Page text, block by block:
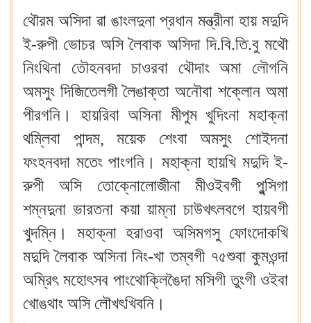
থৌরম অসিদা ৱা ঙাংলদুনা প্রধান মন্ত্রীনা হায় মদুদি
ই-রুপী ভোচর অসি লৈবাক অসিদা দি.বি.তি.বু মথৌ
নিংথিনা তৌহনবদা চাওরবা থৌদাং অমা লৌগনি
অমসুং দিজিতেলগী লৈঙাক্তা অনৌবা শক্লোন অমা
পীরগনি। হায়রিবা অসিনা মীপুম খুদিংনা মহাক্না
থম্লিবা পান্দম, ময়েক শেংবা অমসুং শোইদনা
ফংহনবদা মতেং পাংগনি। মহাক্না হায়খি মদুদি ই-
রুপী অসি তোক্নোলোজীনা মীওইবগী পুন্সিগা
শম্নদুনা ভারতনা কয়া য়াম্না চাউখৎলবগে হায়বগী
খুদম্নি। মহাক্না হরাওবা অসিমগসু ফোংদোকখি
মদুদি লৈবাক অসিনা নিং-খা তম্বগী ৭৫শুবা কুমওন্দা
অম্রিৎ মহোৎসব পাংথোক্লিঙৈদা মসিগী তুংগী ওইবা
খোঙথাং অসি লৌখৎখিবনি।